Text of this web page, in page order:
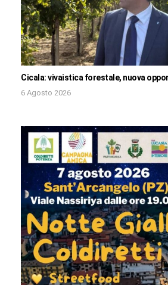
Cicala: vivaistica forestale, nuova
6 Agosto 2026